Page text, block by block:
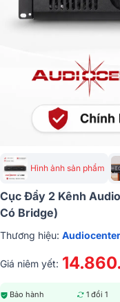
Hình ảnh sản phẩm
Cục Đẩy 2 Kênh
Có Bridge)
Thương hiệu: Audiocenter
Giá niêm yết:
Bảo hành 1 đổi 1